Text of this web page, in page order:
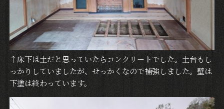
↑床下は土だと思っていたらコンクリートでした。土台もし
っかりしていましたが、せっかくなので補強しました。壁は
下塗は終わっています。